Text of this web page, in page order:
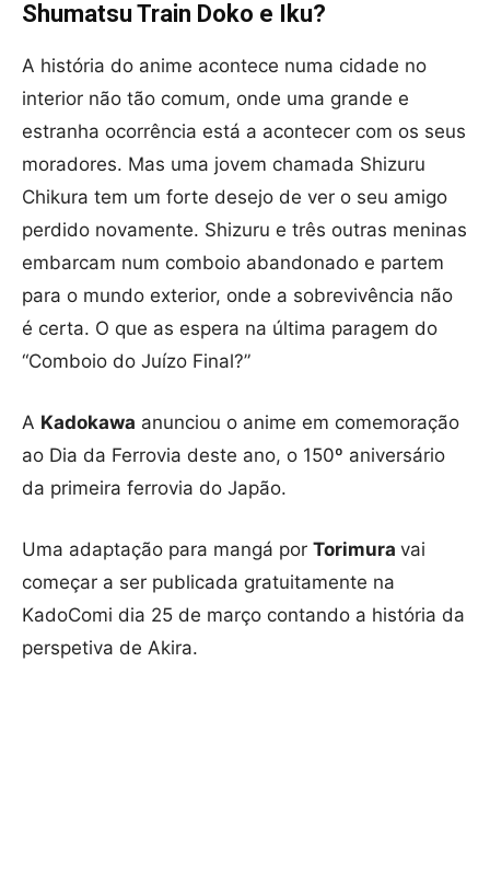
Shumatsu Train Doko e Iku?
A história do anime acontece numa cidade no
interior não tão comum, onde uma grande e
estranha ocorrência está a acontecer com os seus
moradores. Mas uma jovem chamada Shizuru
Chikura tem um forte desejo de ver o seu amigo
perdido novamente. Shizuru e três outras meninas
embarcam num comboio abandonado e partem
para o mundo exterior, onde a sobrevivência não
é certa. O que as espera na última paragem do
“Comboio do Juízo Final?”
A Kadokawa anunciou o anime em comemoração
ao Dia da Ferrovia deste ano, o 150º aniversário
da primeira ferrovia do Japão.
Uma adaptação para mangá por Torimura vai
começar a ser publicada gratuitamente na
KadoComi dia 25 de março contando a história da
perspetiva de Akira.